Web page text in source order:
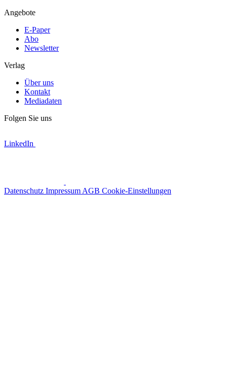
Angebote
E-Paper
Abo
Newsletter
Verlag
Über uns
Kontakt
Mediadaten
Folgen Sie uns
LinkedIn
Datenschutz Impressum AGB Cookie-Einstellungen